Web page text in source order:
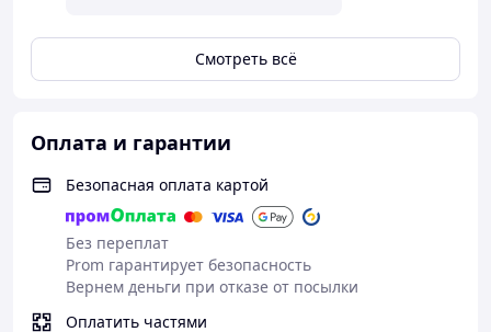
Размеры: универсальный (М - L) 48-50.
Размеры: 17 х 13 х 1 см.
Цвет: Красный.
1 x Стринги.
* Внешний вид товара может незначительно
отличаться от фотографий на сайте в зависимости от
партии.
Смотреть всё
Оплата и гарантии
Безопасная оплата картой
Без переплат
Prom гарантирует безопасность
Вернем деньги при отказе от посылки
Оплатить частями